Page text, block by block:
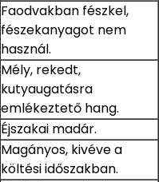
Faodvakban fészkel,
fészekanyagot nem
használ.
Mély, rekedt,
kutyaugatásra
emlékeztető hang.
Éjszakai madár.
Magányos, kivéve a
költési időszakban.